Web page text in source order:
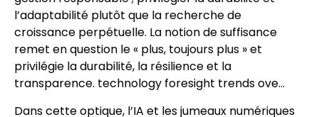
l’adaptabilité plutôt que la recherche de
croissance perpétuelle. La notion de suffisance
remet en question le « plus, toujours plus » et
privilégie la durabilité, la résilience et la
transparence. technology foresight trends ove…
Dans cette optique, l’IA et les jumeaux numériques